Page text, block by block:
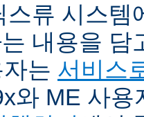
스류 시스템
내용을 담
는 서비스
와 ME 사